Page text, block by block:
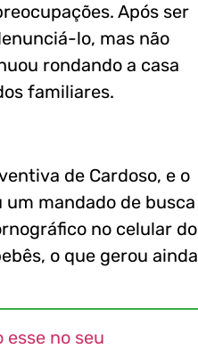
Após ser
lo, mas não
rondando a casa
familiares.
de Cardoso, e o
mandado de busca
no celular do
o que gerou ainda
no seu